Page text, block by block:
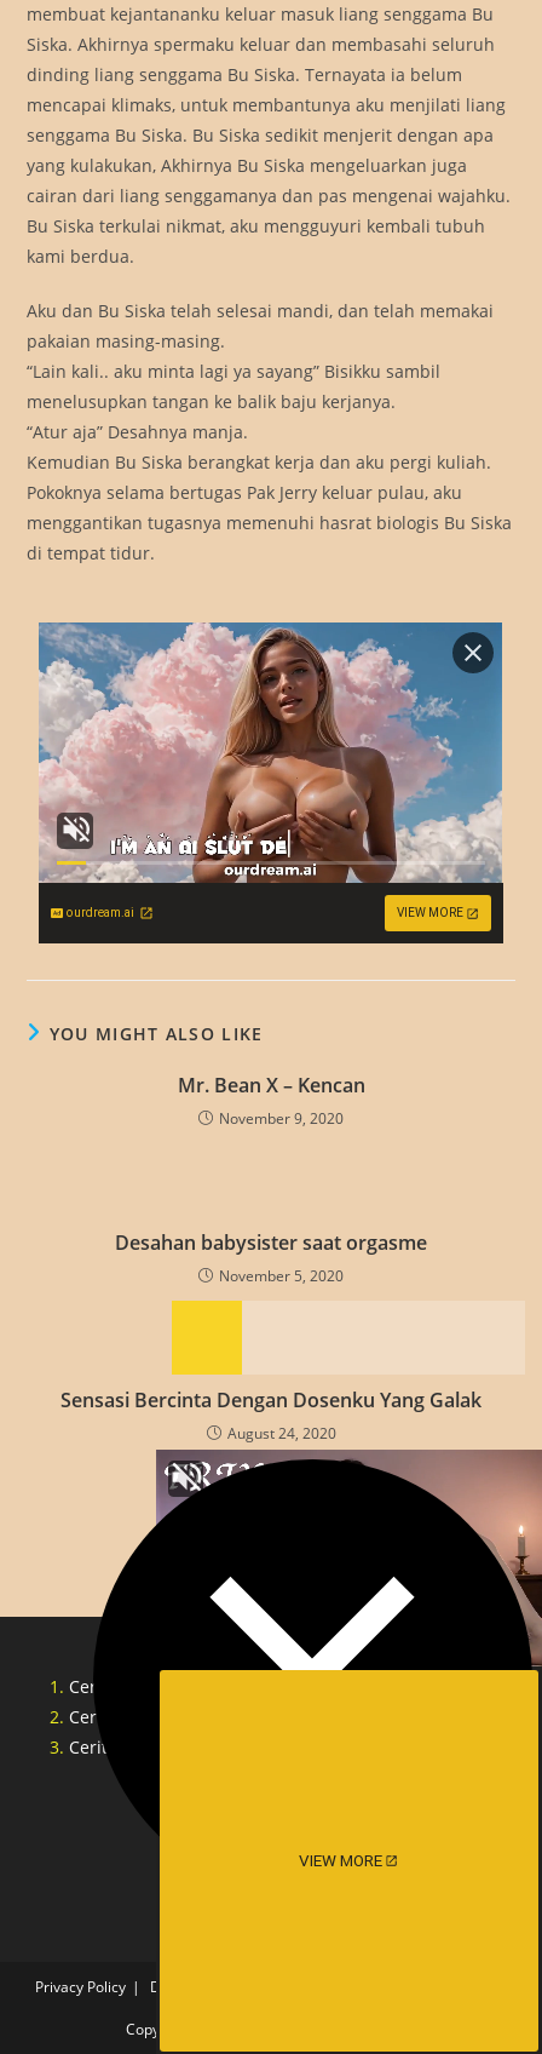
membuat kejantananku keluar masuk liang senggama Bu
Siska. Akhirnya spermaku keluar dan membasahi seluruh
dinding liang senggama Bu Siska. Ternayata ia belum
mencapai klimaks, untuk membantunya aku menjilati liang
senggama Bu Siska. Bu Siska sedikit menjerit dengan apa
yang kulakukan, Akhirnya Bu Siska mengeluarkan juga
cairan dari liang senggamanya dan pas mengenai wajahku.
Bu Siska terkulai nikmat, aku mengguyuri kembali tubuh
kami berdua.
Aku dan Bu Siska telah selesai mandi, dan telah memakai
pakaian masing-masing.
“Lain kali.. aku minta lagi ya sayang” Bisikku sambil
menelusupkan tangan ke balik baju kerjanya.
“Atur aja” Desahnya manja.
Kemudian Bu Siska berangkat kerja dan aku pergi kuliah.
Pokoknya selama bertugas Pak Jerry keluar pulau, aku
menggantikan tugasnya memenuhi hasrat biologis Bu Siska
di tempat tidur.
ourdream.ai VIEW MORE
YOU MIGHT ALSO LIKE
Mr. Bean X – Kencan
November 9, 2020
Desahan babysister saat orgasme
November 5, 2020
Sensasi Bercinta Dengan Dosenku Yang Galak
August 24, 2020
Cerita Sex Tante Indonesia
Cerita Lucah Singapore
Cerita Lucah Indonesia
Privacy Policy DMCA
Copyright - WordPress Theme by OceanWP
VIEW MORE